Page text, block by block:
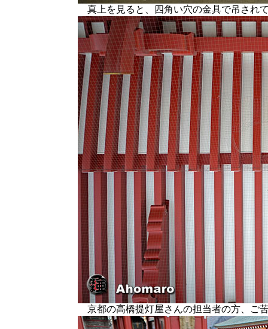
真上を見ると、四角い穴の金具で吊され
京都の高橋提灯屋さんの担当者の方、ご